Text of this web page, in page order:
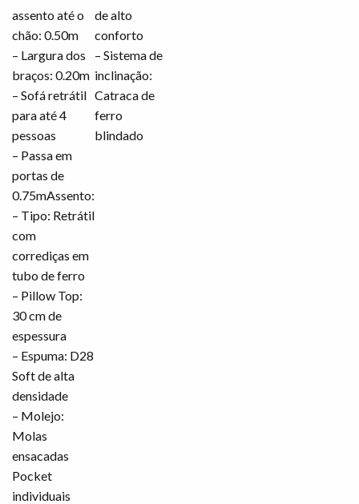
assento até o
chão: 0.50m
– Largura dos
braços: 0.20m
– Sofá retrátil
para até 4
pessoas
– Passa em
portas de
0.75mAssento:
– Tipo: Retrátil
com
corrediças em
tubo de ferro
– Pillow Top:
30 cm de
espessura
– Espuma: D28
Soft de alta
densidade
– Molejo:
Molas
ensacadas
Pocket
individuais
de alto
conforto
– Sistema de
inclinação:
Catraca de
ferro
blindado